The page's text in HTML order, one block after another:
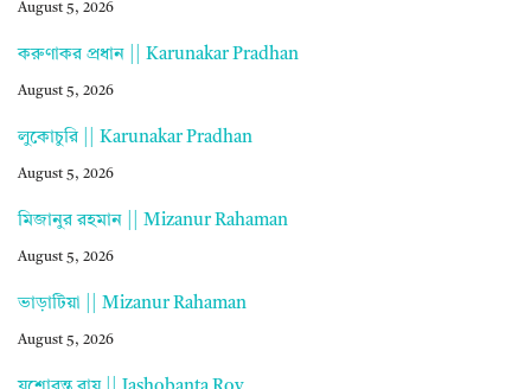
August 5, 2026
করুণাকর প্রধান || Karunakar Pradhan
August 5, 2026
লুকোচুরি || Karunakar Pradhan
August 5, 2026
মিজানুর রহমান || Mizanur Rahaman
August 5, 2026
ভাড়াটিয়া || Mizanur Rahaman
August 5, 2026